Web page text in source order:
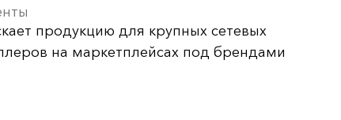
продукцию для крупных сетевых
на маркетплейсах под брендами